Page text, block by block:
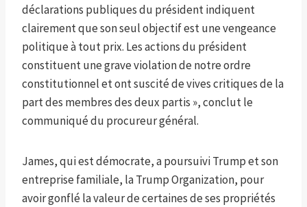
déclarations publiques du président indiquent
clairement que son seul objectif est une vengeance
politique à tout prix. Les actions du président
constituent une grave violation de notre ordre
constitutionnel et ont suscité de vives critiques de la
part des membres des deux partis », conclut le
communiqué du procureur général.
James, qui est démocrate, a poursuivi Trump et son
entreprise familiale, la Trump Organization, pour
avoir gonflé la valeur de certaines de ses propriétés